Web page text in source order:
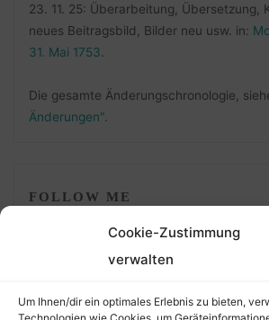
Cookie-Zustimmung
verwalten
Um Ihnen/dir ein optimales Erlebnis zu bieten,
23. 11. 25: Überarbeitung, Übersetzung,
neues Beitragsbild, Bilder neu usw. in:
31. Mai 1753.
Die gesamte Änderungschronologie,
Änderungen".
FOLLOW ME